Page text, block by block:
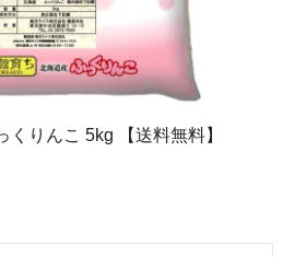
くりんこ 5kg 【送料無料】